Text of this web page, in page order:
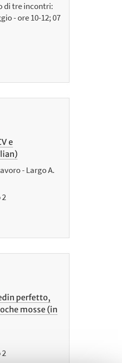
di tre incontri:
- ore 10-12; 07
e
- Largo A.
perfetto,
mosse (in